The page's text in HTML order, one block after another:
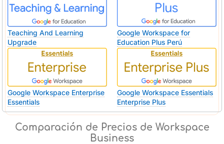
Teaching And Learning
Upgrade
Google Workspace for
Education Plus Perú
Google Workspace Enterprise
Essentials
Google Workspace Essentials
Enterprise Plus
Comparación de Precios de Workspace
Business